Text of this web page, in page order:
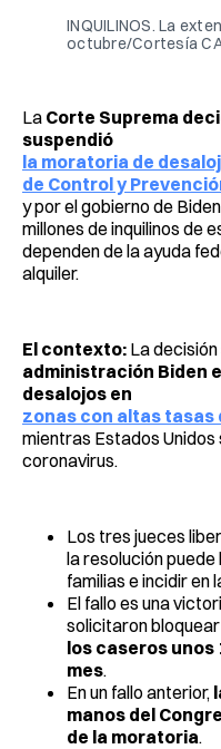
INQUILINOS. La
octubre/Cortesía
La Corte Suprema
suspendió
la moratoria de
de Control y
y por el gobierno de
millones de inquilinos de
dependen de la ayuda
alquiler.
El contexto: La
administración Biden
desalojos en
zonas con altas tasas
mientras Estados
coronavirus.
Los tres jueces
la resolución
familias e incidir en
El fallo es una
solicitaron
los caseros unos
mes.
En un fallo anterior,
manos del
de la moratoria.